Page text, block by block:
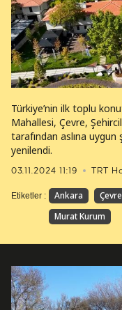
03.11.2024 11:19 TRT
Türkiye’nin ilk toplu
Mahallesi, Çevre,
tarafından ⁠aslına
yenilendi.
Etiketler : Ankara
Murat Kurum